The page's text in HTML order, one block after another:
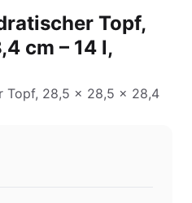
Topf,
cm – 14 l,
Topf, 28,5 x 28,5 x 28,4